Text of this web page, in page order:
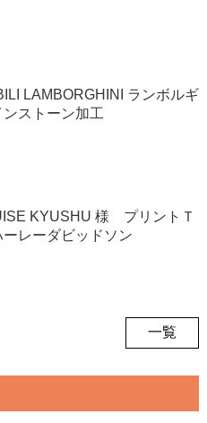
LAMBORGHINI ランボルギ
ストーン加工
KYUSHU 様 プリントＴ
レーダビッドソン
一覧